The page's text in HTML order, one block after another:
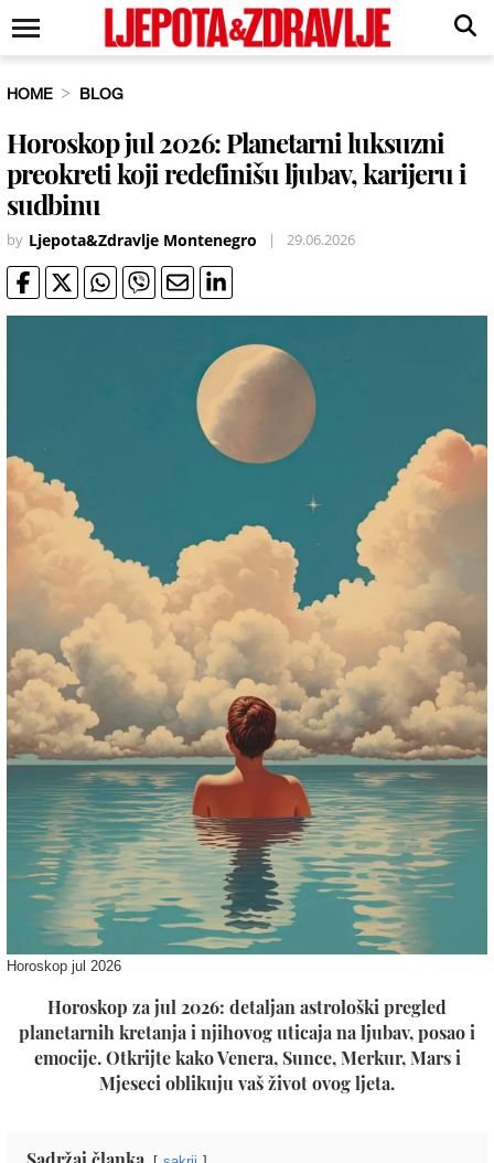
HOME BLOG
Horoskop jul 2026: Planetarni luksuzni
preokreti koji redefinišu ljubav, karijeru i
sudbinu
by Ljepota&Zdravlje Montenegro | 29.06.2026
Horoskop jul 2026
Horoskop za jul 2026: detaljan astrološki pregled
planetarnih kretanja i njihovog uticaja na ljubav, posao i
emocije. Otkrijte kako Venera, Sunce, Merkur, Mars i
Mjeseci oblikuju vaš život ovog ljeta.